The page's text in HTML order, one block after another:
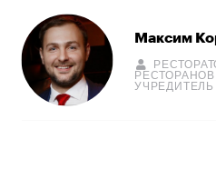
Максим
УЧРЕДИТЕЛЬ